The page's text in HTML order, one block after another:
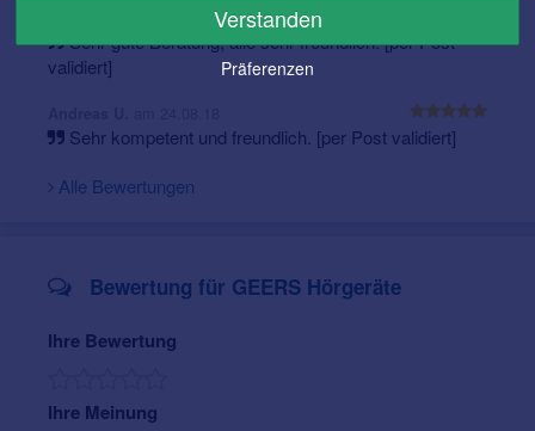
Sehr gute Beratung, alle sehr freundlich. [per Post
validiert]
Sehr kompetent und freundlich. [per Post validiert]
Alle Bewertungen
Bewertung für GEERS Hörgeräte
Ihre Bewertung
Ihre Meinung
Verstanden
Präferenzen